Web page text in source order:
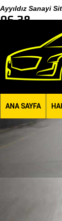
Ayyıldız Sanayi
96 38
ANA SAYFA